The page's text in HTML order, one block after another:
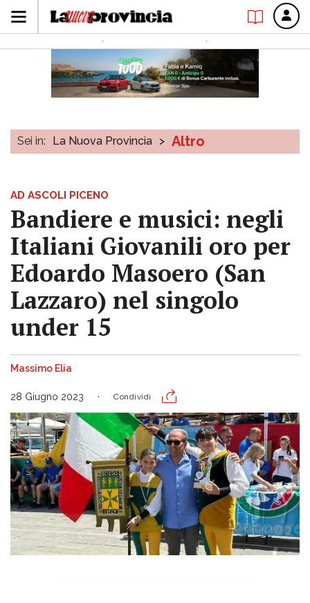
Sei in: La Nuova Provincia > Altro
AD ASCOLI PICENO
Bandiere e musici: negli
Italiani Giovanili oro per
Edoardo Masoero (San
Lazzaro) nel singolo
under 15
Massimo Elia
28 Giugno 2023 Condividi